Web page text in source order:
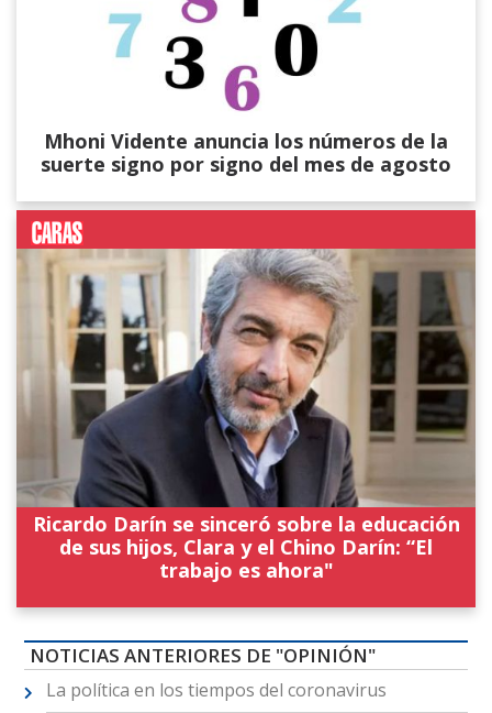
Mhoni Vidente anuncia los números de la
suerte signo por signo del mes de agosto
Ricardo Darín se sinceró sobre la educación
de sus hijos, Clara y el Chino Darín: “El
trabajo es ahora"
NOTICIAS ANTERIORES DE "OPINIÓN"
La política en los tiempos del coronavirus